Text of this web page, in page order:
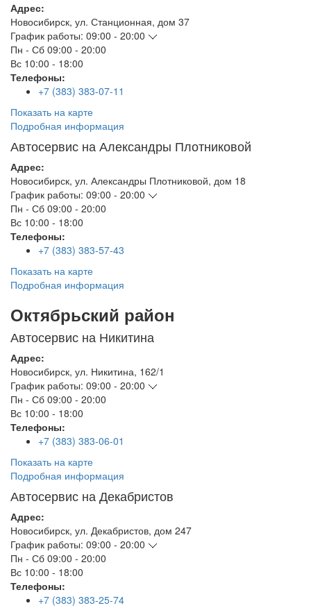
Адрес:
Новосибирск, ул. Станционная, дом 37
График работы: 09:00 - 20:00
Пн - Сб 09:00 - 20:00
Вс 10:00 - 18:00
Телефоны:
+7 (383) 383-07-11
Показать на карте
Подробная информация
Автосервис на Александры Плотниковой
Адрес:
Новосибирск, ул. Александры Плотниковой, дом 18
График работы: 09:00 - 20:00
Пн - Сб 09:00 - 20:00
Вс 10:00 - 18:00
Телефоны:
+7 (383) 383-57-43
Показать на карте
Подробная информация
Октябрьский район
Автосервис на Никитина
Адрес:
Новосибирск, ул. Никитина, 162/1
График работы: 09:00 - 20:00
Пн - Сб 09:00 - 20:00
Вс 10:00 - 18:00
Телефоны:
+7 (383) 383-06-01
Показать на карте
Подробная информация
Автосервис на Декабристов
Адрес:
Новосибирск, ул. Декабристов, дом 247
График работы: 09:00 - 20:00
Пн - Сб 09:00 - 20:00
Вс 10:00 - 18:00
Телефоны:
+7 (383) 383-25-74